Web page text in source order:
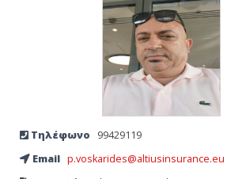
Τηλέφωνο
99429119
Email p.voskarides@altiusinsurance.eu